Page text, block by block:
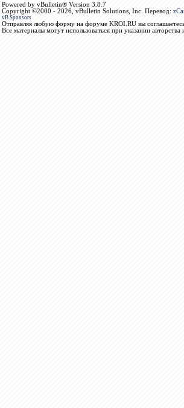
Powered by vBulletin® Version 3.8.7
Copyright ©2000 - 2026, vBulletin Solutions, Inc. Перевод:
vB.Sponsors
Отправляя любую форму на форуме KROI.RU вы
Все материалы могут использоваться при указании